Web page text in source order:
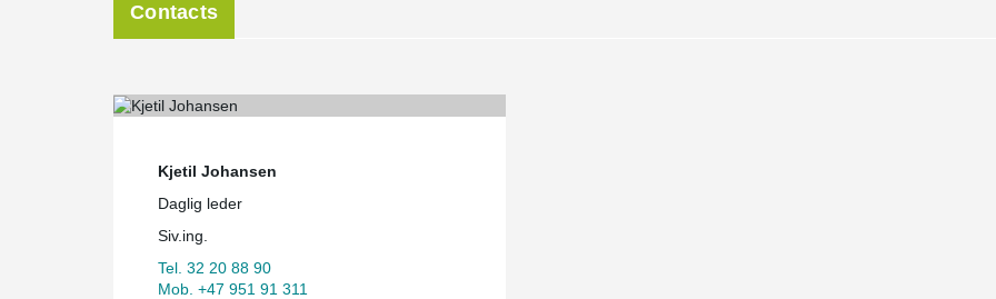
Contacts
Kjetil Johansen
Daglig leder
Siv.ing.
Tel. 32 20 88 90
Mob. +47 951 91 311